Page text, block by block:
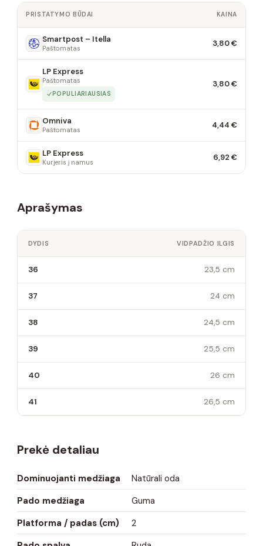
PRISTATYMO BŪDAI KAINA
Smartpost – Itella
Paštomatas 3,80 €
LP Express
Paštomatas
POPULIARIAUSIAS
3,80 €
Omniva
Paštomatas 4,44 €
LP Express
Kurjeris į namus 6,92 €
Aprašymas
DYDIS VIDPADŽIO ILGIS
36 23,5 cm
37 24 cm
38 24,5 cm
39 25,5 cm
40 26 cm
41 26,5 cm
Prekė detaliau
Dominuojanti medžiaga
Natūrali oda
Pado medžiaga
Guma
Platforma / padas (cm)
2